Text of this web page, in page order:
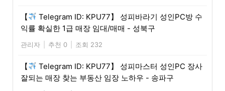
【
Telegram ID: KPU77】 성피바라기 성인PC방 수
익률 확실한 1급 매장 임대/매매 - 성북구
관리자 추천 0 조회 232
【
Telegram ID: KPU77】 성피마스터 성인PC 장사
잘되는 매장 찾는 부동산 임장 노하우 - 송파구